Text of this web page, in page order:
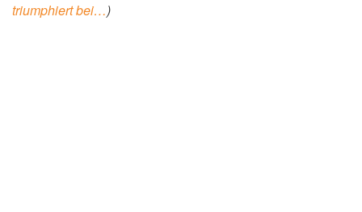
triumphiert bei…)